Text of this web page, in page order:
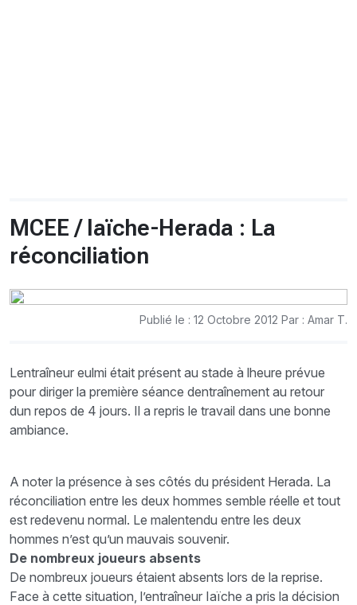
MCEE / Iaïche-Herada : La
réconciliation
Publié le : 12 Octobre 2012 Par : Amar T.
Lentraîneur eulmi était présent au stade à lheure prévue
pour diriger la première séance dentraînement au retour
dun repos de 4 jours. Il a repris le travail dans une bonne
ambiance.
A noter la présence à ses côtés du président Herada. La
réconciliation entre les deux hommes semble réelle et tout
est redevenu normal. Le malentendu entre les deux
hommes n’est qu’un mauvais souvenir.
De nombreux joueurs absents
De nombreux joueurs étaient absents lors de la reprise.
Face à cette situation, l’entraîneur Iaïche a pris la décision